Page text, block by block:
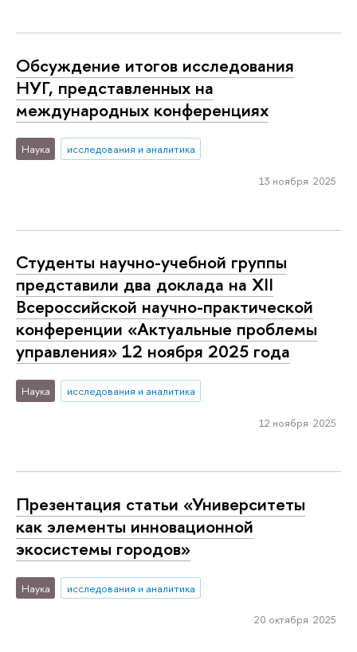
Обсуждение итогов исследования
НУГ, представленных на
международных конференциях
Наука исследования и аналитика
13 ноября 2025
Студенты научно-учебной группы
представили два доклада на XII
Всероссийской научно-практической
конференции «Актуальные проблемы
управления» 12 ноября 2025 года
Наука исследования и аналитика
12 ноября 2025
Презентация статьи «Университеты
как элементы инновационной
экосистемы городов»
Наука исследования и аналитика
20 октября 2025